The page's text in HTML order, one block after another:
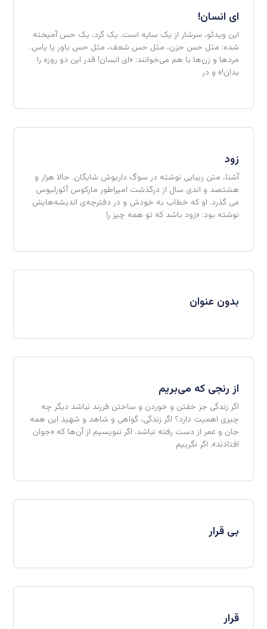
ای انسان!
این ویدئو، سرشار از یک سایه است. یک گرد، یک حس آمیخته
شده: مثل حس حزن، مثل حس شعف، مثل حس باور یا یاس.
مردها و زن‌ها با هم می‌خوانند: «ای انسان! قدر این دو روزه را
بدان!» و در
زود
آشنا، متن زیبایی نوشته در سوگ داریوش شایگان. حالا هزار و
هشتصد و اندی سال از درگذشت امپراطور مارکوس آئورلیوس
می گذرد. او که خطاب به خودش و در دفترچه‌ی اندیشه‌هایش
نوشته بود: «زود باشد که تو همه چیز را
بدون عنوان
از رنجی که می‌بریم
اگر زندگی جز خفتن و خوردن و ساختن فرزند نباشد دیگر چه
چیزی اهمیت دارد؟ اگر زندگی، گواهی و شاهد و شهید این همه
جان و عمر از دست رفته نباشد. اگر ننویسیم از آن‌ها که «جوان
افتادند». اگر نگرییم
بی قرار
قرار